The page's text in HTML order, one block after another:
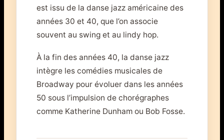
est issu de la danse jazz américaine des
années 30 et 40, que l’on associe
souvent au swing et au lindy hop.
À la fin des années 40, la danse jazz
intègre les comédies musicales de
Broadway pour évoluer dans les années
50 sous l’impulsion de chorégraphes
comme Katherine Dunham ou Bob Fosse.